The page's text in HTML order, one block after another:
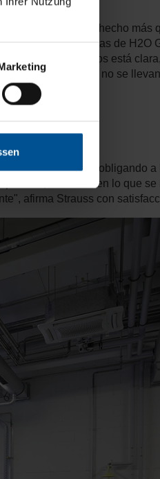
industriales no ha hecho más
Jefe de Ventas de H2O
en los lagos y ríos está
de la legislación no se
actual.
están obligando a
al menos en lo que se
afirma Strauss con